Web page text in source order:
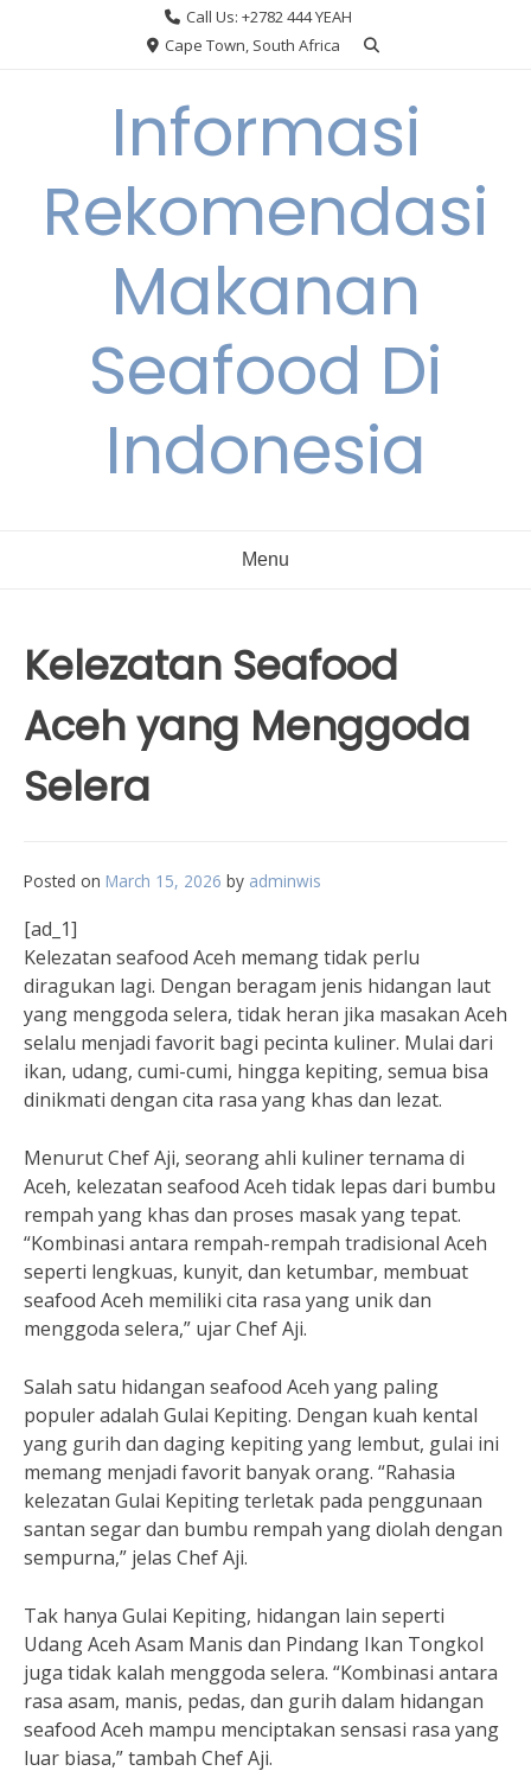
Call Us: +2782 444 YEAH
Cape Town, South Africa
Informasi
Rekomendasi
Makanan
Seafood Di
Indonesia
Menu
Kelezatan Seafood
Aceh yang Menggoda
Selera
Posted on March 15, 2026 by adminwis
[ad_1]
Kelezatan seafood Aceh memang tidak perlu
diragukan lagi. Dengan beragam jenis hidangan laut
yang menggoda selera, tidak heran jika masakan Aceh
selalu menjadi favorit bagi pecinta kuliner. Mulai dari
ikan, udang, cumi-cumi, hingga kepiting, semua bisa
dinikmati dengan cita rasa yang khas dan lezat.
Menurut Chef Aji, seorang ahli kuliner ternama di
Aceh, kelezatan seafood Aceh tidak lepas dari bumbu
rempah yang khas dan proses masak yang tepat.
“Kombinasi antara rempah-rempah tradisional Aceh
seperti lengkuas, kunyit, dan ketumbar, membuat
seafood Aceh memiliki cita rasa yang unik dan
menggoda selera,” ujar Chef Aji.
Salah satu hidangan seafood Aceh yang paling
populer adalah Gulai Kepiting. Dengan kuah kental
yang gurih dan daging kepiting yang lembut, gulai ini
memang menjadi favorit banyak orang. “Rahasia
kelezatan Gulai Kepiting terletak pada penggunaan
santan segar dan bumbu rempah yang diolah dengan
sempurna,” jelas Chef Aji.
Tak hanya Gulai Kepiting, hidangan lain seperti
Udang Aceh Asam Manis dan Pindang Ikan Tongkol
juga tidak kalah menggoda selera. “Kombinasi antara
rasa asam, manis, pedas, dan gurih dalam hidangan
seafood Aceh mampu menciptakan sensasi rasa yang
luar biasa,” tambah Chef Aji.